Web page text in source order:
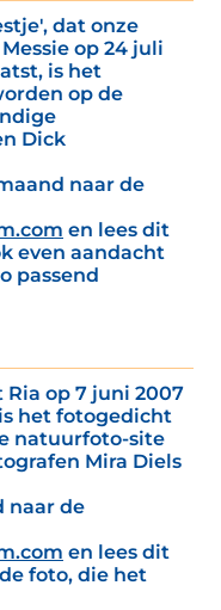
dat onze
op 24 juli
is het
op de
Dick
naar de
en lees dit
even aandacht
passend
op 7 juni 2007
het fotogedicht
natuurfoto-site
Mira Diels
naar de
en lees dit
foto, die het